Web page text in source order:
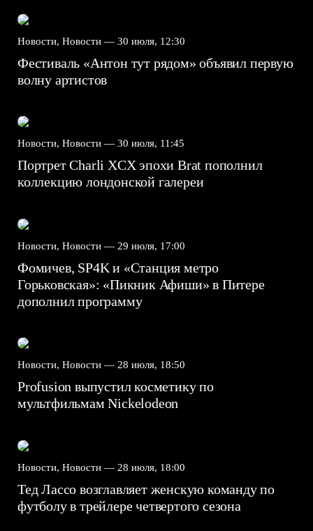
Новости, Новости — 30 июля, 12:30
Фестиваль «Антон тут рядом» объявил первую
волну артистов
Новости, Новости — 30 июля, 11:45
Портрет Charli XCX эпохи Brat пополнил
коллекцию лондонской галереи
Новости, Новости — 29 июля, 17:00
Фомичев, SP4K и «Станция метро
Горьковская»: «Пикник Афиши» в Питере
дополнил программу
Новости, Новости — 28 июля, 18:50
Profusion выпустил косметику по
мультфильмам Nickelodeon
Новости, Новости — 28 июля, 18:00
Тед Лассо возглавляет женскую команду по
футболу в трейлере четвертого сезона